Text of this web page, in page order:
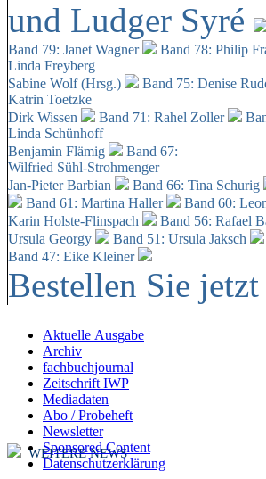
und Ludger Syré
Band 79: Janet Wagner Band 78: Philip
Linda Freyberg
Sabine Wolf (Hrsg.)
Band 75: Denise
Katrin Toetzke
Dirk Wissen
Band 71: Rahel Zoller
Linda Schünhoff
Benjamin Flämig
Band 67:
Wilfried Sühl-Strohmenger
Jan-Pieter Barbian
Band 66: Tina Schurig
Band 61: Martina Haller
Band 60:
Karin Holste-Flinspach
Band 56: Rafael
Ursula Georgy
Band 51: Ursula Jaksch
Band 47: Eike Kleiner
Bestellen Sie
Aktuelle Ausgabe
Archiv
fachbuchjournal
Zeitschrift IWP
Mediadaten
Abo / Probeheft
Newsletter
Sponsored Content
Datenschutzerklärung
WEITERE NEWS